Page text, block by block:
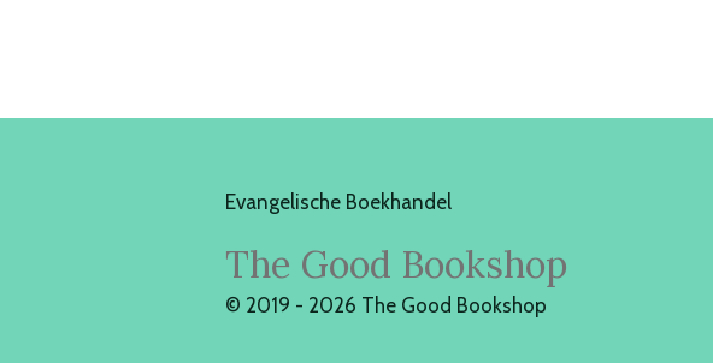
Evangelische Boekhandel
The Good Bookshop
© 2019 - 2026 The Good Bookshop